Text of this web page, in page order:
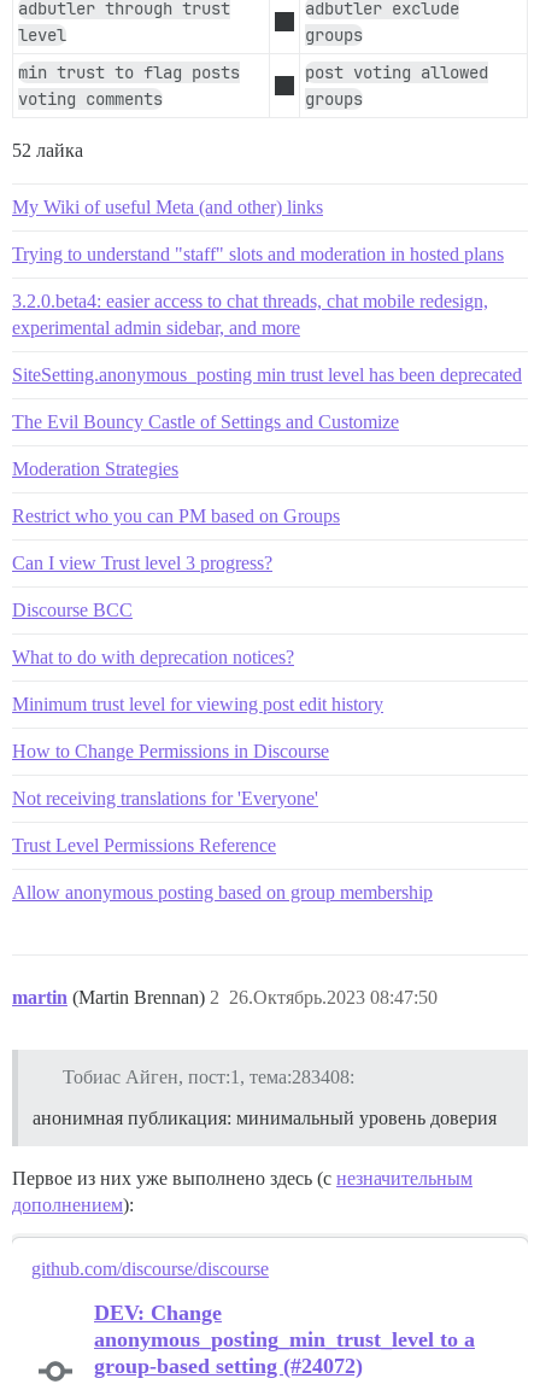
adbutler through trust
level
adbutler exclude
groups
min trust to flag posts
voting comments
post voting allowed
groups
52 лайка
My Wiki of useful Meta (and other) links
Trying to understand "staff" slots and moderation in hosted plans
3.2.0.beta4: easier access to chat threads, chat mobile redesign,
experimental admin sidebar, and more
SiteSetting.anonymous_posting min trust level has been deprecated
The Evil Bouncy Castle of Settings and Customize
Moderation Strategies
Restrict who you can PM based on Groups
Can I view Trust level 3 progress?
Discourse BCC
What to do with deprecation notices?
Minimum trust level for viewing post edit history
How to Change Permissions in Discourse
Not receiving translations for 'Everyone'
Trust Level Permissions Reference
Allow anonymous posting based on group membership
martin (Martin Brennan) 26.Октябрь.2023 08:47:50
2
Тобиас Айген, пост:1, тема:283408:
анонимная публикация: минимальный уровень доверия
Первое из них уже выполнено здесь (с незначительным
дополнением):
github.com/discourse/discourse
DEV: Change
anonymous_posting_min_trust_level to a
group-based setting (#24072)